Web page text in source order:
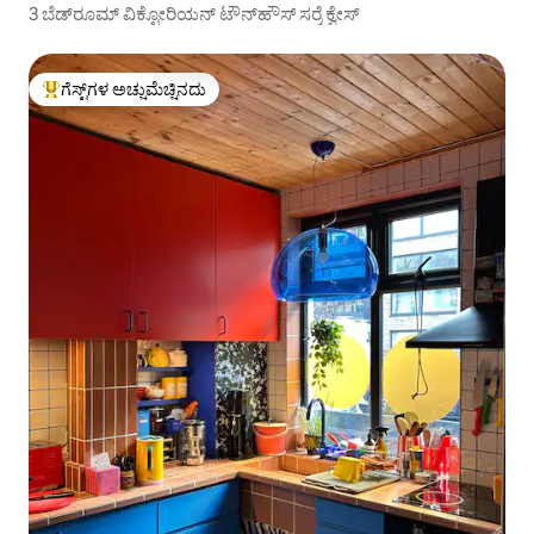
3 ಬೆಡ್‌ರೂಮ್ ವಿಕ್ಟೋರಿಯನ್ ಟೌನ್‌ಹೌಸ್ ಸರ್ರೆ ಕ್ವೇಸ್
ಗೆಸ್ಟ್‌ಗಳಿಗೆ ಅತಿ ಹೆಚ್ಚು ಅಚ್ಚುಮೆಚ್ಚಿನದು
ಗೆಸ್ಟ್‌ಗಳ ಅಚ್ಚುಮೆಚ್ಚಿನದು